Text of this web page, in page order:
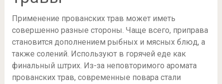
Применение прованских трав может иметь
совершенно разные стороны. Чаще всего, приправа
становится дополнением рыбных и мясных блюд, а
также солений. Используют в горячей еде как
финальный штрих. Из-за неповторимого аромата
прованских трав, современные повара стали